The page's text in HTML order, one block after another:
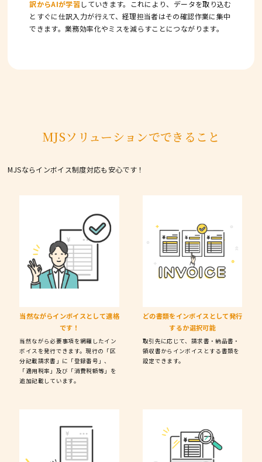
訳からAIが学習 していきます。これにより、データを取り込む
とすぐに仕訳入力が行えて、経理担当者はその確認作業に集中
できます。業務効率化やミスを減らすことにつながります。
MJSソリューションでできること
MJSならインボイス制度対応も安心です！
当然ながらインボイスとして適格
です！
当然ながら必要事項を網羅したイン
ボイスを発行できます。現行の「区
分記載請求書」に「登録番号」、
「適用税率」及び「消費税額等」を
追加記載しています。
どの書類をインボイスとして発行
するか選択可能
取引先に応じて、請求書・納品書・
領収書からインボイスとする書類を
設定できます。